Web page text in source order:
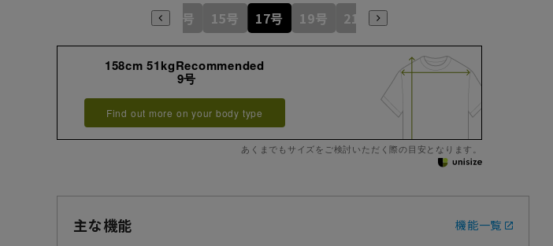
13号 15号 17号 19号 21号
158cm 51kgRecommended
9号
Find out more on your body type
あくまでもサイズをご検討いただく際の目安となります。
主な機能 機能一覧